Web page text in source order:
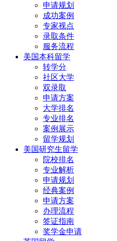
申请规划
成功案例
专家视点
录取条件
服务流程
美国本科留学
转学分
社区大学
双录取
申请方案
大学排名
专业排名
案例展示
留学规划
美国研究生留学
院校排名
专业解析
申请规划
经典案例
申请方案
办理流程
签证指南
奖学金申请